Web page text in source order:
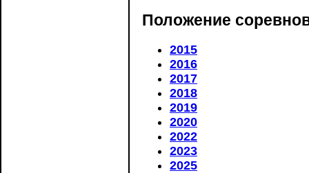
Положение
2015
2016
2017
2018
2019
2020
2022
2023
2025